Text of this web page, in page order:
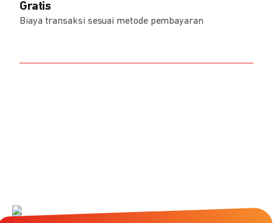
Gratis
Biaya transaksi sesuai metode pembayaran